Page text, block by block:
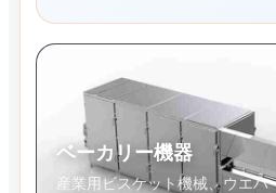
ベーカリー機器
産業用ビスケット機械、ウエハ